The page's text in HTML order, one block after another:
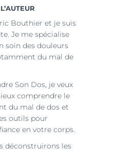
Bouthier et je suis
Je me spécialise
soin des douleurs
du mal de
Son Dos, je veux
comprendre le
du mal de dos et
outils pour
en votre corps.
déconstruirons les